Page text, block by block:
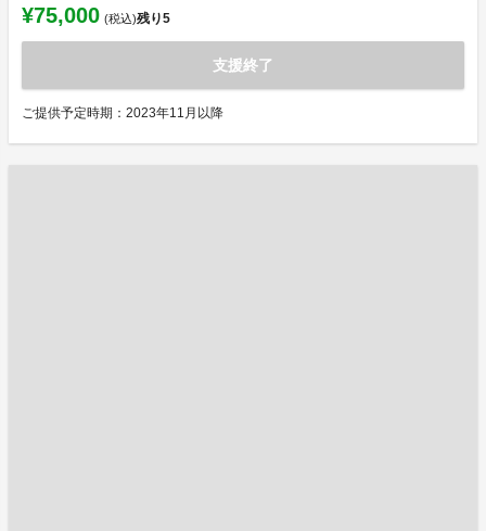
¥75,000 (税込)残り5
支援終了
ご提供予定時期：2023年11月以降